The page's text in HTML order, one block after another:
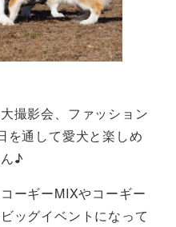
撮影会、ファッション
を通して愛犬と楽しめ
♪
ーギーMIXやコーギー
ッグイベントになって